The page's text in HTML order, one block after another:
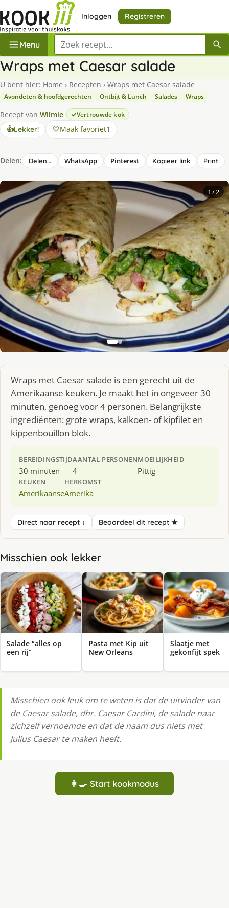
Inloggen Registreren
Menu Zoek een recept
Wraps met Caesar salade
U bent hier: Home › Recepten › Wraps met Caesar salade
Avondeten & hoofdgerechten Ontbijt & Lunch Salades Wraps
Recept van Wilmie Vertrouwde kok
👍Lekker! Maak favoriet1
Delen: Delen… WhatsApp Pinterest Kopieer link Print
1 / 2
Wraps met Caesar salade is een gerecht uit de
Amerikaanse keuken. Je maakt het in ongeveer 30
minuten, genoeg voor 4 personen. Belangrijkste
ingrediënten: grote wraps, kalkoen- of kipfilet en
kippenbouillon blok.
BEREIDINGSTIJD
30 minuten
AANTAL PERSONEN
4
MOEILIJKHEID
Pittig
KEUKEN
Amerikaanse
HERKOMST
Amerika
Direct naar recept ↓ Beoordeel dit recept ★
Misschien ook lekker
Salade “alles op
een rij”
Pasta met Kip uit
New Orleans
Slaatje met
gekonfijt spek
Misschien ook leuk om te weten is dat de uitvinder van
de Caesar salade, dhr. Caesar Cardini, de salade naar
zichzelf vernoemde en dat de naam dus niets met
Julius Caesar te maken heeft.
👩‍🍳 Start kookmodus